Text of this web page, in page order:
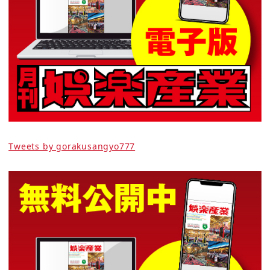
Tweets by gorakusangyo777